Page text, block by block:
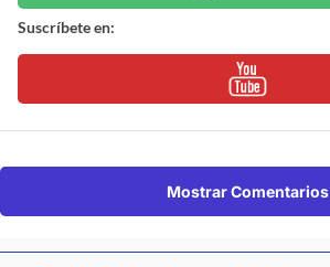
Suscríbete en:
Mostrar Comentarios